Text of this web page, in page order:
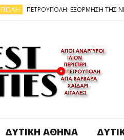
ΚΑΙΡΟΣ: ΕΡΧΟΝΤΑΙ ΧΙΟΝΙΑ
ΔΥΤΙΚΉ ΑΘΉΝΑ